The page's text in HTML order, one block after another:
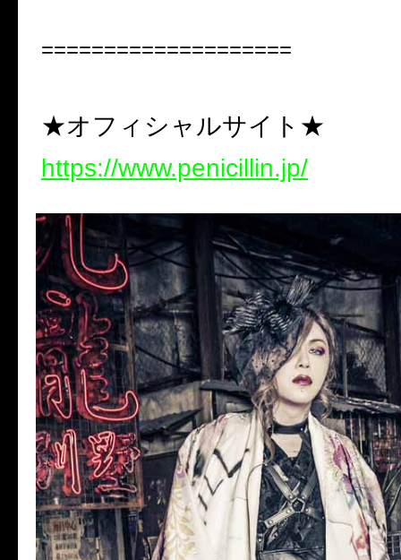
====================
★オフィシャルサイト★
https://www.penicillin.jp/